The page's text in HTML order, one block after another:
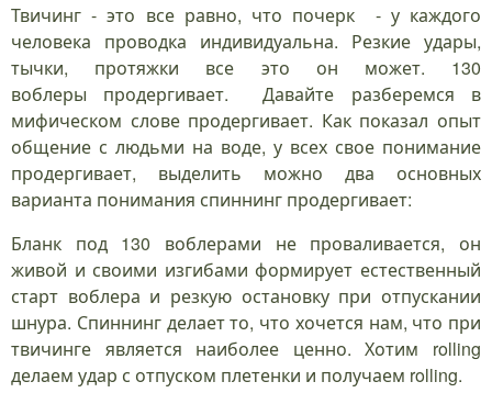
Твичинг - это все равно, что почерк - у каждого
человека проводка индивидуальна. Резкие удары,
тычки, протяжки все это он может. 130
воблеры продергивает. Давайте разберемся в
мифическом слове продергивает. Как показал опыт
общение с людьми на воде, у всех свое понимание
продергивает, выделить можно два основных
варианта понимания спиннинг продергивает:
Бланк под 130 воблерами не проваливается, он
живой и своими изгибами формирует естественный
старт воблера и резкую остановку при отпускании
шнура. Спиннинг делает то, что хочется нам, что при
твичинге является наиболее ценно. Хотим rolling
делаем удар с отпуском плетенки и получаем rolling.